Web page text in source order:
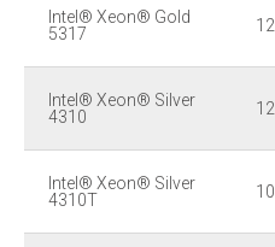
Intel® Xeon® Gold
5317
12
Intel® Xeon® Silver
4310
12
Intel® Xeon® Silver
4310T
10